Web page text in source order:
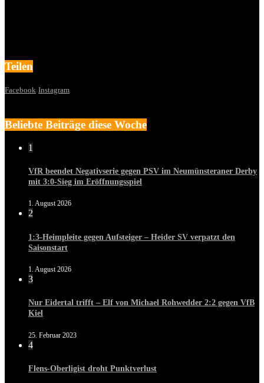
Teilen
Facebook Instagram
Beliebte Beiträge diese Woche
1
VfR beendet Negativserie gegen PSV im Neumünsteraner Derby
mit 3:0-Sieg im Eröffnungsspiel
1. August 2026
2
1:3-Heimpleite gegen Aufsteiger – Heider SV verpatzt den
Saisonstart
1. August 2026
3
Nur Eidertal trifft – Elf von Michael Rohwedder 2:2 gegen VfB
Kiel
25. Februar 2023
4
Flens-Oberligist droht Punktverlust